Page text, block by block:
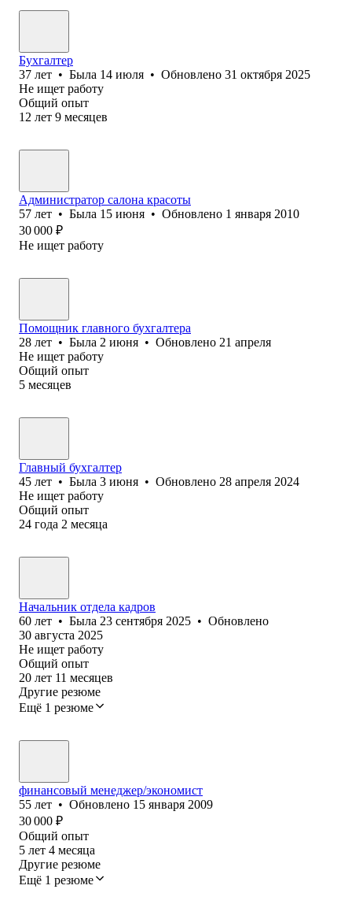
Бухгалтер
37 лет • Была 14 июля • Обновлено 31 октября 2025
Не ищет работу
Общий опыт
12 лет 9 месяцев
Администратор салона красоты
57 лет • Была 15 июня • Обновлено 1 января 2010
30 000 ₽
Не ищет работу
Помощник главного бухгалтера
28 лет • Была 2 июня • Обновлено 21 апреля
Не ищет работу
Общий опыт
5 месяцев
Главный бухгалтер
45 лет • Была 3 июня • Обновлено 28 апреля 2024
Не ищет работу
Общий опыт
24 года 2 месяца
Начальник отдела кадров
60 лет • Была 23 сентября 2025 • Обновлено
30 августа 2025
Не ищет работу
Общий опыт
20 лет 11 месяцев
Другие резюме
Ещё 1 резюме
финансовый менеджер/экономист
55 лет • Обновлено 15 января 2009
30 000 ₽
Общий опыт
5 лет 4 месяца
Другие резюме
Ещё 1 резюме